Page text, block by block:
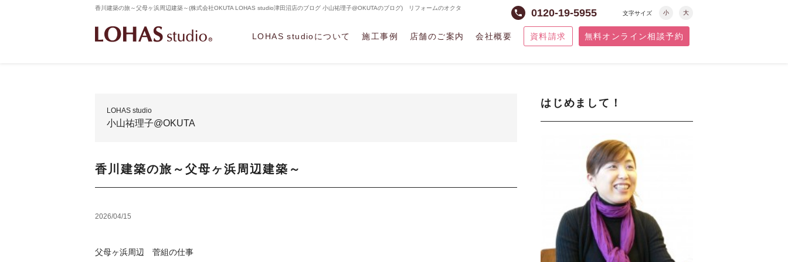
香川建築の旅～父母ヶ浜周辺建築～(株式会社OKUTA LOHAS studio津田沼店のブログ 小山祐理子@OKUTAのブログ) リフォームのオクタ
phone 0120-19-5955 文字サイズ 小 大
LOHAS studioについて 施工事例 店舗のご案内 会社概要 資料請求 無料オンライン相談予約
LOHAS studio
小山祐理子@OKUTA
香川建築の旅～父母ヶ浜周辺建築～
2026/04/15
父母ヶ浜周辺 菅組の仕事
はじめまして！